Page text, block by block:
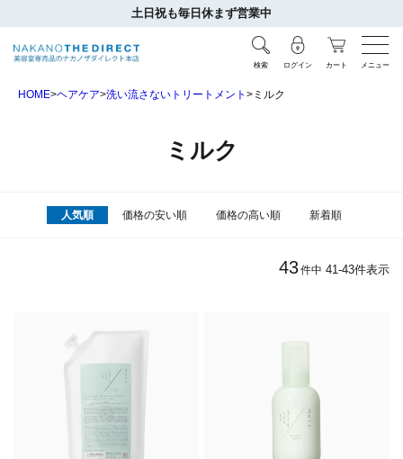
土日祝も毎日休まず営業中
検索 ログイン カート メニュー
HOME ヘアケア 洗い流さないトリートメント ミルク
ミルク
人気順 価格の安い順 価格の高い順 新着順
43件中 41-43件表示